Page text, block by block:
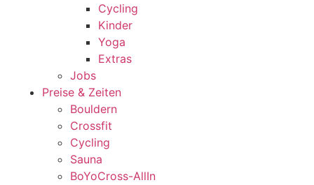
Cycling
Kinder
Yoga
Extras
Jobs
Preise & Zeiten
Bouldern
Crossfit
Cycling
Sauna
BoYoCross-AllIn